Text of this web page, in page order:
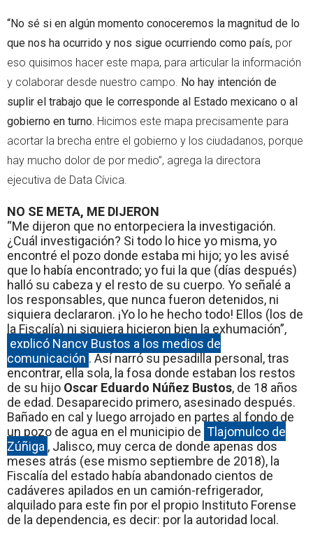
“No sé si en algún momento conoceremos la magnitud de lo
que nos ha ocurrido y nos sigue ocurriendo como país, por
eso quisimos hacer este mapa, para articular la información
y colaborar desde nuestro campo. No hay intención de
suplir el trabajo que le corresponde al Estado mexicano o al
gobierno en turno. Hicimos este mapa precisamente para
acortar la brecha entre el gobierno y los ciudadanos, porque
hay mucho dolor de por medio”, agrega la directora
ejecutiva de Data Cívica.
NO SE META, ME DIJERON
“Me dijeron que no entorpeciera la investigación.
¿Cuál investigación? Si todo lo hice yo misma, yo
encontré el pozo donde estaba mi hijo; yo les avisé
que lo había encontrado; yo fui la que (días después)
halló su cabeza y el resto de su cuerpo. Yo señalé a
los responsables, que nunca fueron detenidos, ni
siquiera declararon. ¡Yo lo he hecho todo! Ellos (los de
la Fiscalía) ni siquiera hicieron bien la exhumación”,
explicó Nancy Bustos a los medios de
comunicación . Así narró su pesadilla personal, tras
encontrar, ella sola, la fosa donde estaban los restos
de su hijo Oscar Eduardo Núñez Bustos, de 18 años
de edad. Desaparecido primero, asesinado después.
Bañado en cal y luego arrojado en partes al fondo de
un pozo de agua en el municipio de Tlajomulco de
Zúñiga , Jalisco, muy cerca de donde apenas dos
meses atrás (ese mismo septiembre de 2018), la
Fiscalía del estado había abandonado cientos de
cadáveres apilados en un camión-refrigerador,
alquilado para este fin por el propio Instituto Forense
de la dependencia, es decir: por la autoridad local.